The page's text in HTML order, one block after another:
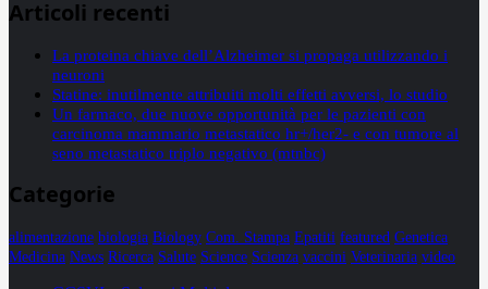
Articoli recenti
La proteina chiave dell’Alzheimer si propaga utilizzando i
neuroni
Statine: inutilmente attribuiti molti effetti avversi, lo studio
Un farmaco, due nuove opportunità per le pazienti con
carcinoma mammario metastatico hr+/her2- e con tumore al
seno metastatico triplo negativo (mtnbc)
Categorie
alimentazione biologia Biology Com. Stampa Epatiti featured Genetica
Medicina News Ricerca Salute Science Scienza vaccini Veterinaria video